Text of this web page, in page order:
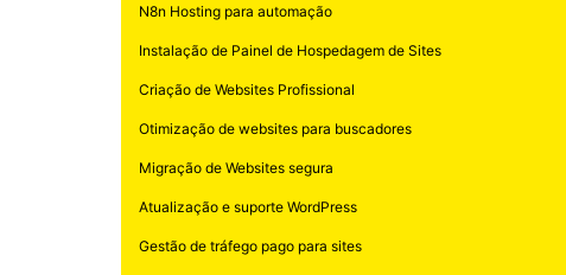
N8n Hosting para automação
Instalação de Painel de Hospedagem de Sites
Criação de Websites Profissional
Otimização de websites para buscadores
Migração de Websites segura
Atualização e suporte WordPress
Gestão de tráfego pago para sites